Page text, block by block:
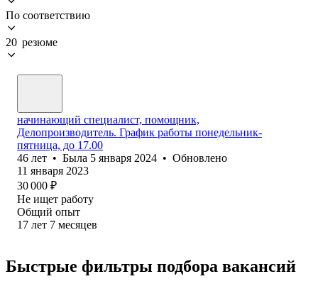
По соответствию
20 резюме
начинающий специалист, помощник,
Делопроизводитель. График работы понедельник-
пятница, до 17.00
46 лет • Была 5 января 2024 • Обновлено
11 января 2023
30 000 ₽
Не ищет работу
Общий опыт
17 лет 7 месяцев
Быстрые фильтры подбора вакансий